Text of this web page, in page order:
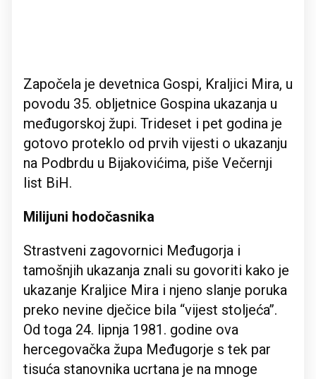
Započela je devetnica Gospi, Kraljici Mira, u
povodu 35. obljetnice Gospina ukazanja u
međugorskoj župi. Trideset i pet godina je
gotovo proteklo od prvih vijesti o ukazanju
na Podbrdu u Bijakovićima, piše Večernji
list BiH.
Milijuni hodočasnika
Strastveni zagovornici Međugorja i
tamošnjih ukazanja znali su govoriti kako je
ukazanje Kraljice Mira i njeno slanje poruka
preko nevine dječice bila “vijest stoljeća’’.
Od toga 24. lipnja 1981. godine ova
hercegovačka župa Međugorje s tek par
tisuća stanovnika ucrtana je na mnoge